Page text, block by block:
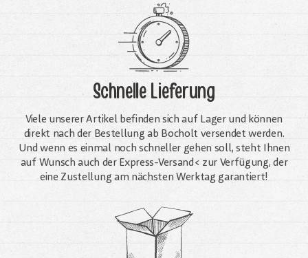
Schnelle Lieferung
Viele unserer Artikel befinden sich auf Lager und können
direkt nach der Bestellung ab Bocholt versendet werden.
Und wenn es einmal noch schneller gehen soll, steht Ihnen
auf Wunsch auch der Express-Versand< zur Verfügung, der
eine Zustellung am nächsten Werktag garantiert!